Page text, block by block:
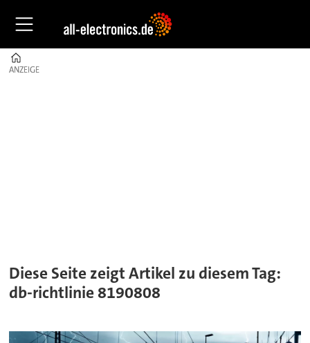
ANZEIGE
ANZEIGE
Diese Seite zeigt Artikel zu diesem Tag:
db-richtlinie 8190808